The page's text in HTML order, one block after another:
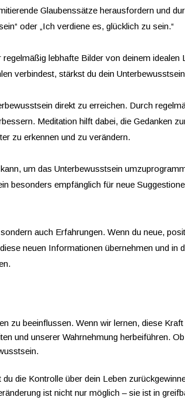
Glaubenssätze herausfordern und
oder „Ich verdiene es, glücklich zu sein.“
lebhafte Bilder von deinem
verbindest, stärkst du dein
direkt zu erreichen. Durch
Meditation hilft dabei, die Gedanken
zu erkennen und zu verändern.
um das Unterbewusstsein
besonders empfänglich für neue
auch Erfahrungen. Wenn du neue,
neuen Informationen übernehmen und
zu beeinflussen. Wenn wir lernen, diese
und unserer Wahrnehmung herbeiführen.
die Kontrolle über dein Leben
ist nicht nur möglich – sie ist in